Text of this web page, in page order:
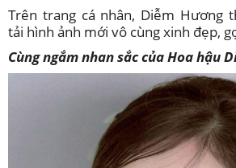
Trên trang cá nhân, Diễm Hương
tải hình ảnh mới vô cùng xinh đẹp,
Cùng ngắm nhan sắc của Hoa hậu